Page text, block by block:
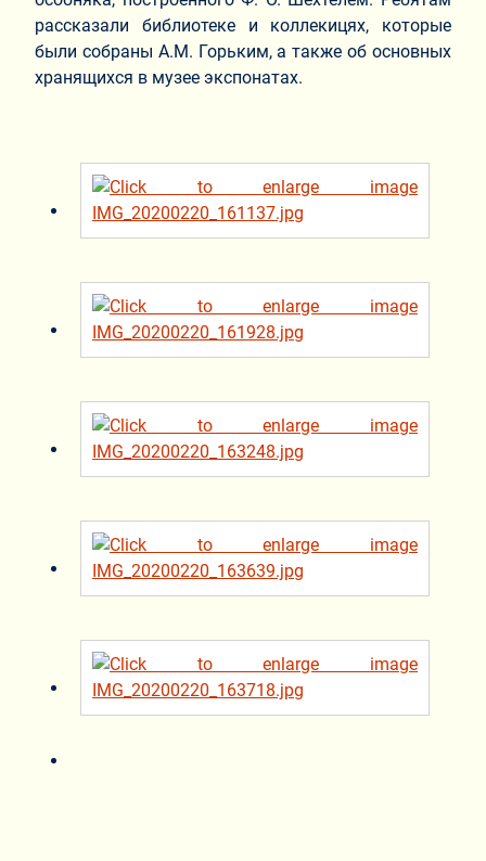
рассказали библиотеке и коллекицях, которые
были собраны А.М. Горьким, а также об основных
хранящихся в музее экспонатах.